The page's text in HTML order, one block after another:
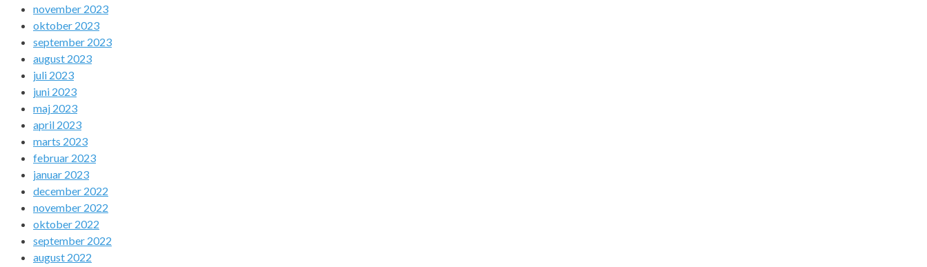
november 2023
oktober 2023
september 2023
august 2023
juli 2023
juni 2023
maj 2023
april 2023
marts 2023
februar 2023
januar 2023
december 2022
november 2022
oktober 2022
september 2022
august 2022